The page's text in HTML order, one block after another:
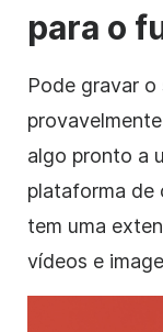
para o
Pode gravar o
algo pronto a
plataforma de
tem uma
vídeos e